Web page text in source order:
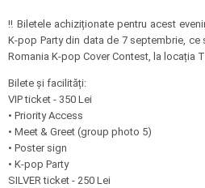
‼️ Biletele achiziționate pentru acest
K-pop Party din data de 7 septembrie, ce
Romania K-pop Cover Contest, la locația
Bilete şi facilități:
VIP ticket - 350 Lei
• Priority Access
• Meet & Greet (group photo 5)
• Poster sign
• K-pop Party
SILVER ticket - 250 Lei